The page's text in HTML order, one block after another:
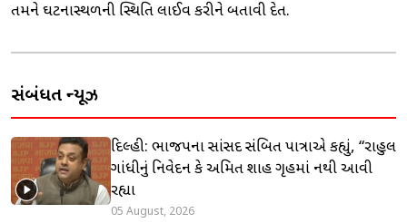
તમને ઘટનાસ્થળની સ્થિતિ લાઈવ કરીને બતાવી દેત.
સંબંધિત ન્યૂઝ
દિલ્હી: ભાજપના સાંસદ સંબિત પાત્રાએ કહ્યું, “રાહુલ
ગાંધીનું નિવેદન કે અમિત શાહ ગૃહમાં નથી આવી
રહ્યા
05 August, 2026